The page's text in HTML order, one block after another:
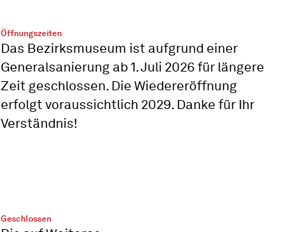
Öffnungszeiten
Das Bezirksmuseum ist aufgrund einer
Generalsanierung ab 1. Juli 2026 für längere
Zeit geschlossen. Die Wiedereröffnung
erfolgt voraussichtlich 2029. Danke für Ihr
Verständnis!
Geschlossen